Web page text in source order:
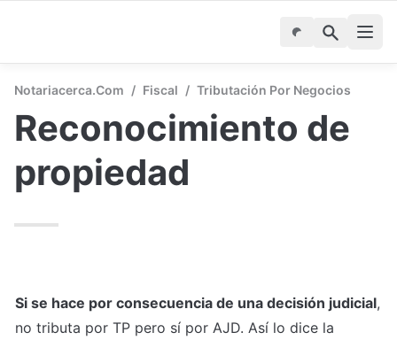
Notariacerca.com / Fiscal / Tributación Por Negocios
Reconocimiento de
propiedad
Si se hace por consecuencia de una decisión judicial,
no tributa por TP pero sí por AJD. Así lo dice la